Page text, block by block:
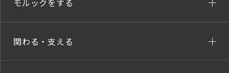
モルックをする
関わる・支える